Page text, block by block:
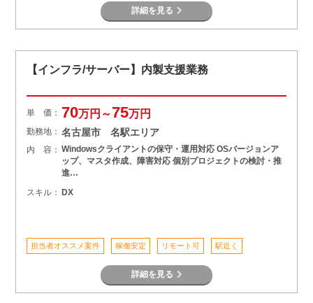
詳細を見る
【インフラ/サーバー】内製支援業務
単 価： 70万円～75万円
勤務地： 名古屋市 名駅エリア
内 容： Windowsクライアントの保守・運用対応 OSバージョンア
ップ、マスタ作成、障害対応 個別プロジェクトの検討・推
進…
スキル： DX
担当者オススメ案件 稼働安定 リモート可 駅近く
詳細を見る